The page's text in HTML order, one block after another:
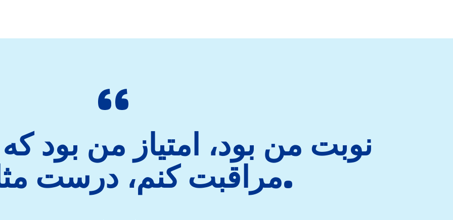
مراقبت کنم، درست مثل من.